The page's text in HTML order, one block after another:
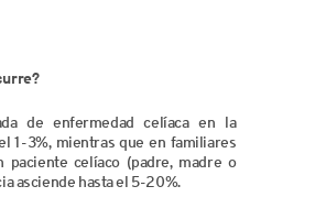
de enfermedad celíaca en la
1-3%, mientras que en familiares
celíaco (padre, madre o
asciende hasta el 5-20%.